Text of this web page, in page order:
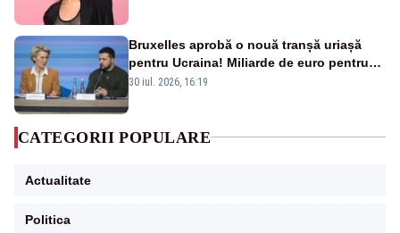
Bruxelles aprobă o nouă tranșă uriașă
pentru Ucraina! Miliarde de euro pentru
armament și apărare
30 iul. 2026, 16:19
CATEGORII POPULARE
Actualitate
Politica